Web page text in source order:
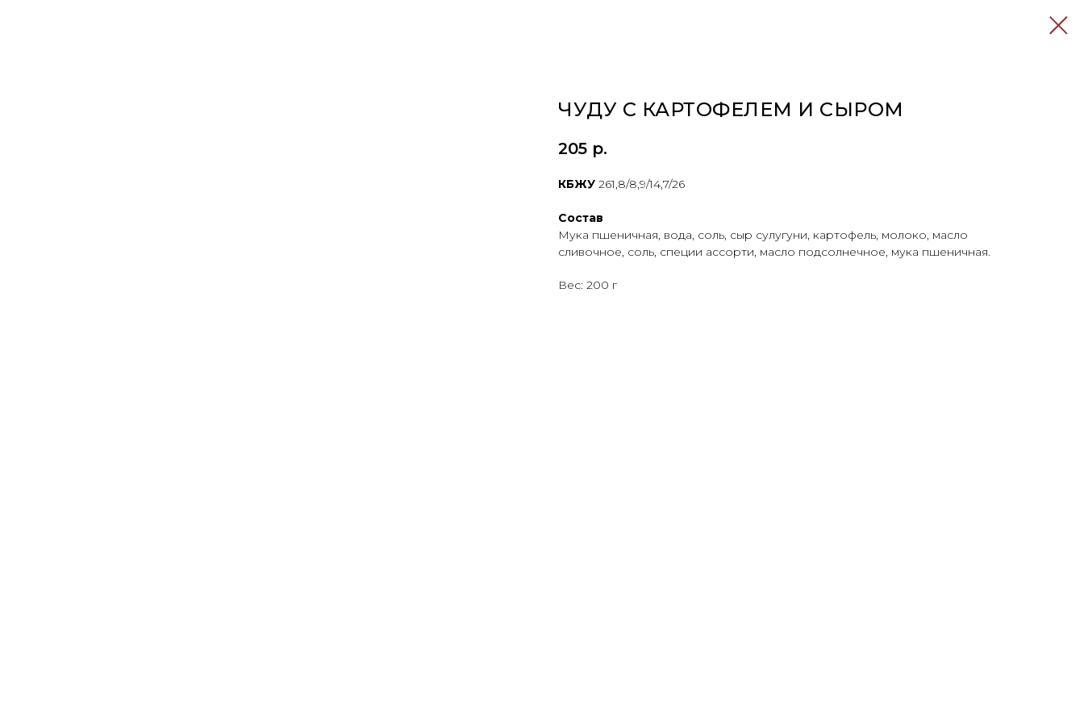
ЧУДУ С КАРТОФЕЛЕМ И СЫРОМ
205 р.
КБЖУ 261,8/8,9/14,7/26
Состав
Мука пшеничная, вода, соль, сыр сулугуни, картофель, молоко, масло
сливочное, соль, специи ассорти, масло подсолнечное, мука пшеничная.
Вес: 200 г